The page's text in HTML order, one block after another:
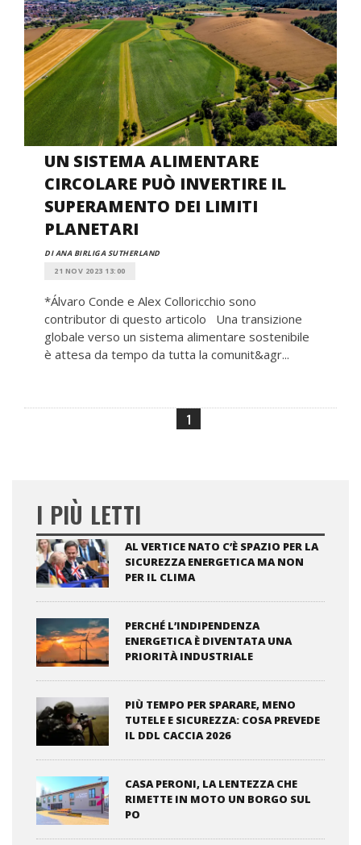
UN SISTEMA ALIMENTARE
CIRCOLARE PUÒ INVERTIRE IL
SUPERAMENTO DEI LIMITI
PLANETARI
DI ANA BIRLIGA SUTHERLAND
21 NOV 2023 13:00
*Álvaro Conde e Alex Colloricchio sono
contributor di questo articolo Una transizione
globale verso un sistema alimentare sostenibile
è attesa da tempo da tutta la comunit&agr...
1
I PIÙ LETTI
AL VERTICE NATO C’È SPAZIO PER LA
SICUREZZA ENERGETICA MA NON
PER IL CLIMA
PERCHÉ L’INDIPENDENZA
ENERGETICA È DIVENTATA UNA
PRIORITÀ INDUSTRIALE
PIÙ TEMPO PER SPARARE, MENO
TUTELE E SICUREZZA: COSA PREVEDE
IL DDL CACCIA 2026
CASA PERONI, LA LENTEZZA CHE
RIMETTE IN MOTO UN BORGO SUL
PO